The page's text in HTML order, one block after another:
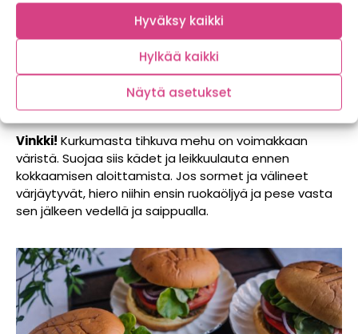
Hyväksy kaikki
Hylkää kaikki
Näytä asetukset
sämpylästä pumpulinpehmeän ja ilmavan.
Mattapintaisessa sämpylässä on mukavasti
purutuntumaa, se pysyy koossa ja pitää kaikki
mehukkaan burgerin maut sisällään. Ah, mikä makean
bataatin, täyteläisen mustapavun, tuoreiden
vihanneksien ja kirpeän kurkumamajoneesin
taivaallinen liitto!
Vinkki! Kurkumasta tihkuva mehu on voimakkaan
väristä. Suojaa siis kädet ja leikkuulauta ennen
kokkaamisen aloittamista. Jos sormet ja välineet
värjäytyvät, hiero niihin ensin ruokaöljyä ja pese vasta
sen jälkeen vedellä ja saippualla.